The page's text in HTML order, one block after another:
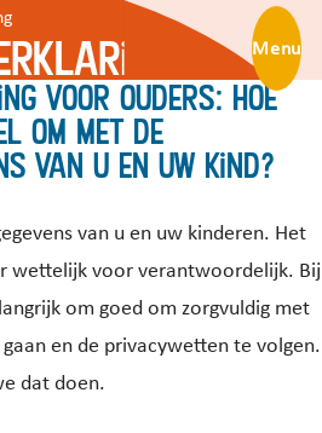
Menu
voor ouders: hoe
om met de
van u en uw kind?
van u en uw kinderen. Het
wettelijk voor verantwoordelijk. Bij
om goed om zorgvuldig met
en de privacywetten te volgen.
dat doen.